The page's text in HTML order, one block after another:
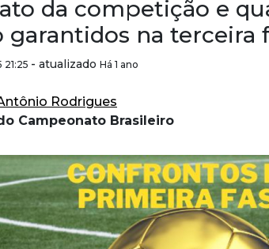
da competição e
garantidos na terceira
- atualizado Há 1 ano
Rodrigues
Campeonato Brasileiro